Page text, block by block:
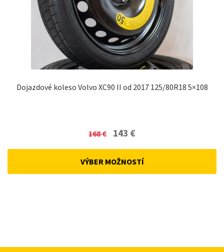
Dojazdové koleso Volvo XC90 II od 2017 125/80R18 5×108
168€
Original
was:
143 €Current
VÝBER MOŽNOSTÍ